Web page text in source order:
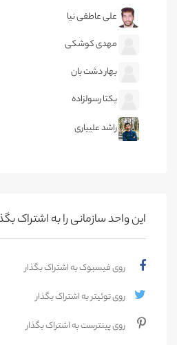
علی عاطفی نیا
مهدی کوشکی
بهار دشت بان
یکتا رسولزاده
راشد علییاری
این واحد سازمانی را به اشتراک
روی فیسبوک به اشتراک بگذار
روی توئیتر به اشتراک بگذار
روی پینترست به اشتراک بگذار